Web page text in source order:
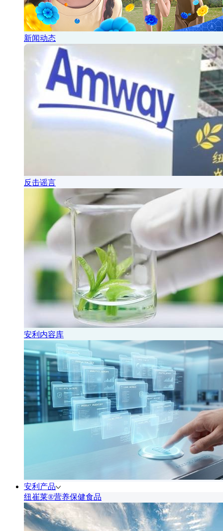
新闻动态
反击谣言
安利内容库
安利产品
纽崔莱®营养保健食品